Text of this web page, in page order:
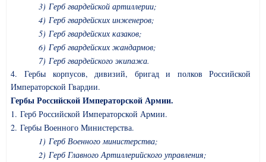
3) Герб гвардейской артиллерии;
4) Герб гвардейских инженеров;
5) Герб гвардейских казаков;
6) Герб гвардейских жандармов;
7) Герб гвардейского экипажа.
4. Гербы корпусов, дивизий, бригад и полков Российской
Императорской Гвардии.
Гербы Российской Императорской Армии.
1. Герб Российской Императорской Армии.
2. Гербы Военного Министерства.
1) Герб Военного министерства;
2) Герб Главного Артиллерийского управления;